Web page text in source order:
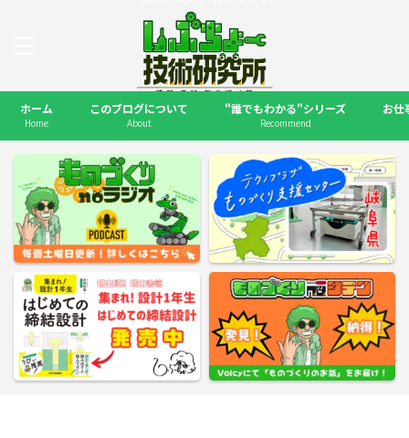
ホーム
Home
このブログについて
About
"誰でもわかる"シリーズ
Recommend
お仕